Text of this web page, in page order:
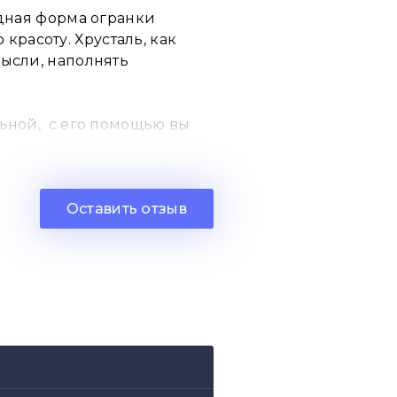
форма огранки
Хрусталь, как
наполнять
с его помощью вы
вид.
и камни могут
Оставить отзыв